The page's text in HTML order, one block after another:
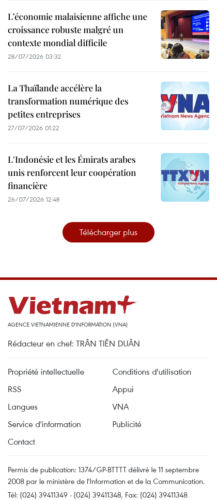
L’économie malaisienne affiche une
croissance robuste malgré un
contexte mondial difficile
28/07/2026 03:32
La Thaïlande accélère la
transformation numérique des
petites entreprises
27/07/2026 01:22
L'Indonésie et les Émirats arabes
unis renforcent leur coopération
financière
26/07/2026 12:48
Télécharger plus
AGENCE VIETNAMIENNE D'INFORMATION (VNA)
Rédacteur en chef: TRÂN TIÊN DUÂN
Propriété intellectuelle
Conditions d'utilisation
RSS
Appui
Langues
VNA
Service d'information
Publicité
Contact
Permis de publication: 1374/GP-BTTTT délivré le 11 septembre
2008 par le ministère de l'Information et de la Communication.
Tél: (024) 39411349 - (024) 39411348, Fax: (024) 39411348